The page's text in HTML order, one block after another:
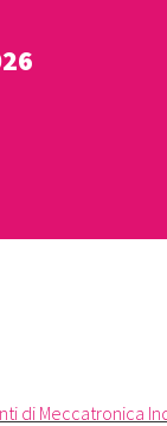
di Meccatronica